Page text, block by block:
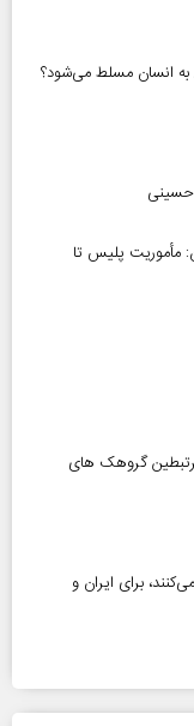
مأموریت پلیس تا
و مرتبطین گروهک های
برای ایران و